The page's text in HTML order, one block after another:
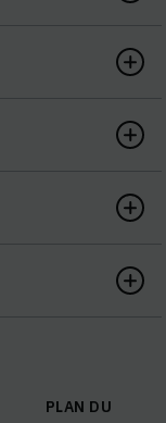
PLAN DU